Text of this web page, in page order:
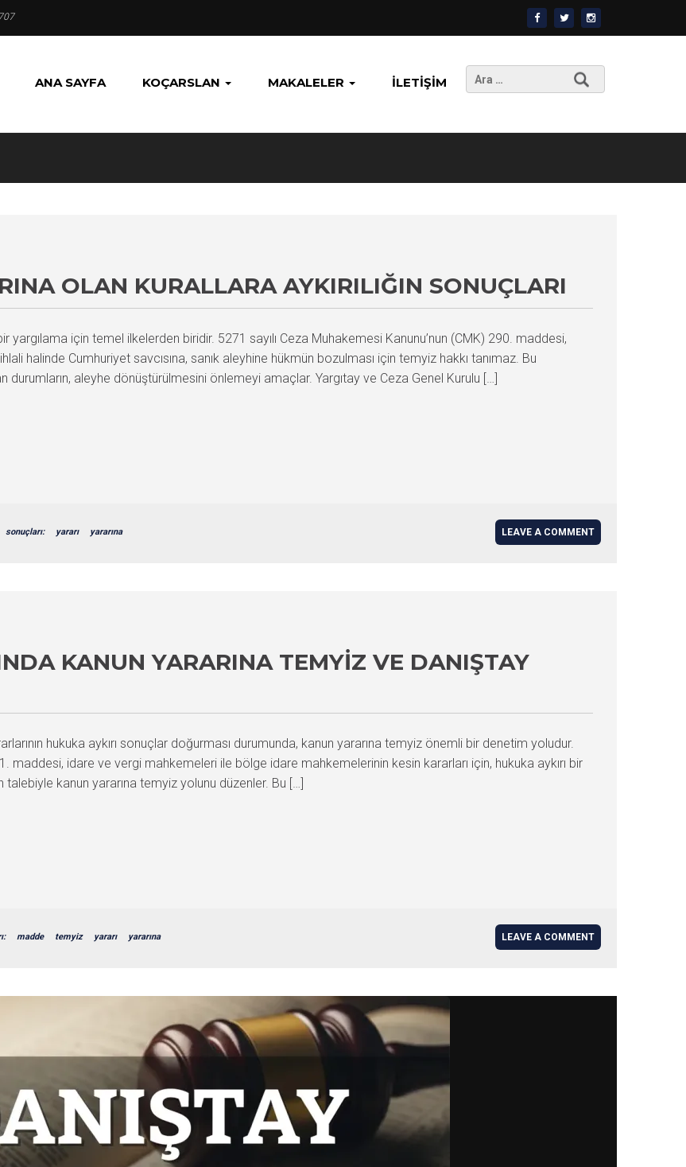
ANA SAYFA KOÇARSLAN MAKALELER İLETIŞIM
Arama:
OLAN KURALLARA AYKIRILIĞIN SONUÇLARI
yargılama için temel ilkelerden biridir. 5271 sayılı Ceza Muhakemesi Kanunu’nun (CMK) 290. maddesi,
halinde Cumhuriyet savcısına, sanık aleyhine hükmün bozulması için temyiz hakkı tanımaz. Bu
durumların, aleyhe dönüştürülmesini önlemeyi amaçlar. Yargıtay ve Ceza Genel Kurulu […]
sonuçları: yararı yararına LEAVE A COMMENT
KANUN YARARINA TEMYIZ VE DANIŞTAY
hukuka aykırı sonuçlar doğurması durumunda, kanun yararına temyiz önemli bir denetim yoludur.
maddesi, idare ve vergi mahkemeleri ile bölge idare mahkemelerinin kesin kararları için, hukuka aykırı bir
talebiyle kanun yararına temyiz yolunu düzenler. Bu […]
madde temyiz yararı yararına LEAVE A COMMENT